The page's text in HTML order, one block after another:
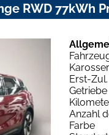
RWD 77kWh
Erst-Zul.
Getriebe
Anzahl
Farbe